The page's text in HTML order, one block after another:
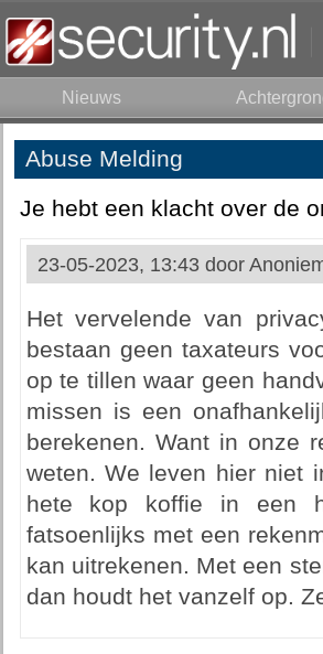
Nieuws
Abuse Melding
Je hebt een klacht over de
23-05-2023, 13:43 door
Het vervelende van
bestaan geen taxateurs
op te tillen waar geen
missen is een
berekenen. Want in onze
weten. We leven hier niet
hete kop koffie in een
fatsoenlijks met een
kan uitrekenen. Met een
dan houdt het vanzelf op.